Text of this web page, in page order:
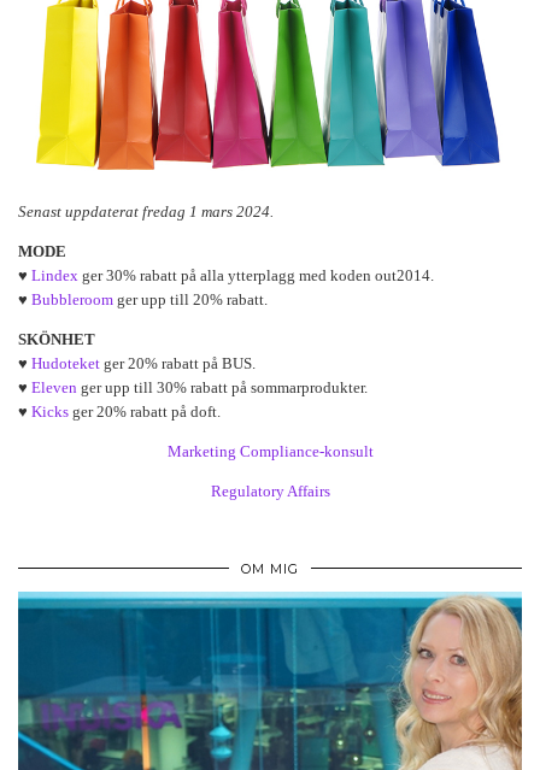
Senast uppdaterat fredag 1 mars 2024.
MODE
♥ Lindex ger 30% rabatt på alla ytterplagg med koden out2014.
♥ Bubbleroom ger upp till 20% rabatt.
SKÖNHET
♥ Hudoteket ger 20% rabatt på BUS.
♥ Eleven ger upp till 30% rabatt på sommarprodukter.
♥ Kicks ger 20% rabatt på doft.
Marketing Compliance-konsult
Regulatory Affairs
OM MIG